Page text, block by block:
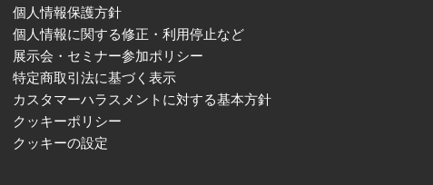
個人情報保護方針
個人情報に関する修正・利用停止など
展示会・セミナー参加ポリシー
特定商取引法に基づく表示
カスタマーハラスメントに対する基本方針
クッキーポリシー
クッキーの設定